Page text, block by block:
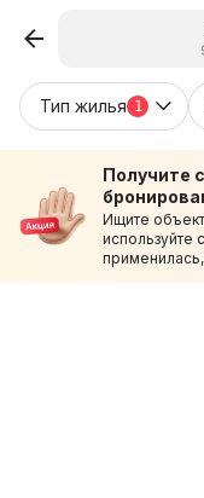
Тип жилья 1
Получите
Ищите
используйте
применилась,